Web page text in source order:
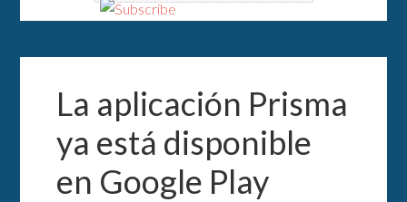
La aplicación Prisma
ya está disponible
en Google Play